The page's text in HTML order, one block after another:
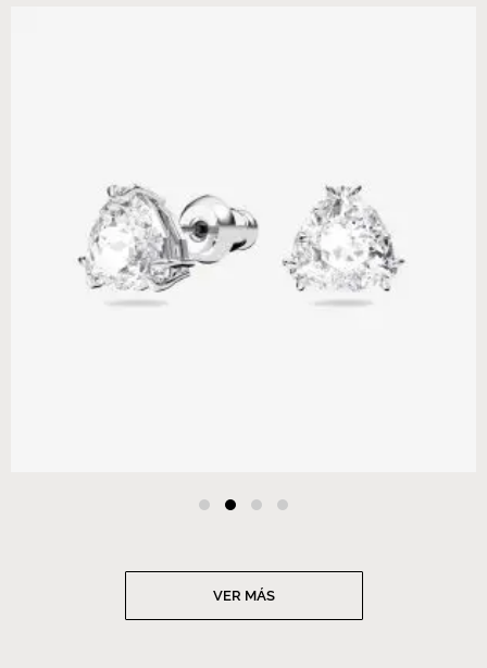
VER MÁS